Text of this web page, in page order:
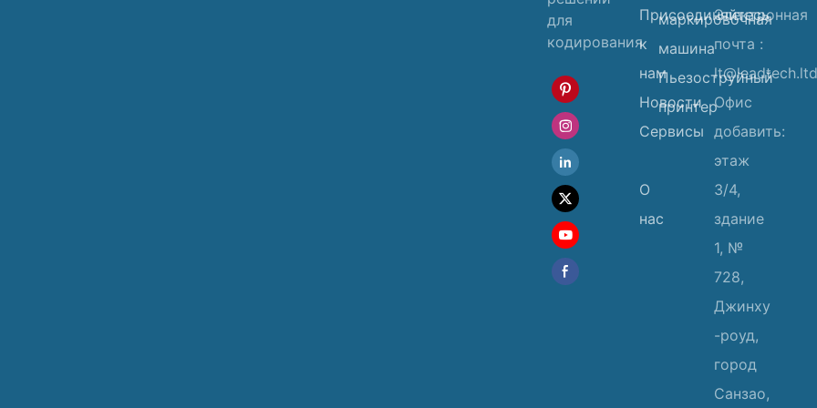
для
кодирования
Присоединяйтесь
к
нам
Новости
Сервисы
О
нас
маркировочная
машина
Пьезоструйный
принтер
Электронная
почта :
lt@leadtech.ltd
Офис
добавить:
этаж
3/4,
здание
1, №
728,
Джинху
-роуд,
город
Санзао,